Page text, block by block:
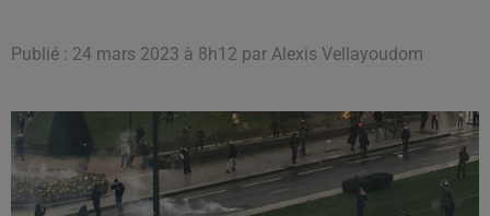
Publié : 24 mars 2023 à 8h12 par Alexis Vellayoudom